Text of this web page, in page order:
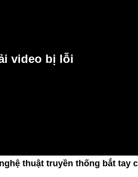
thuật truyền thống bắt tay